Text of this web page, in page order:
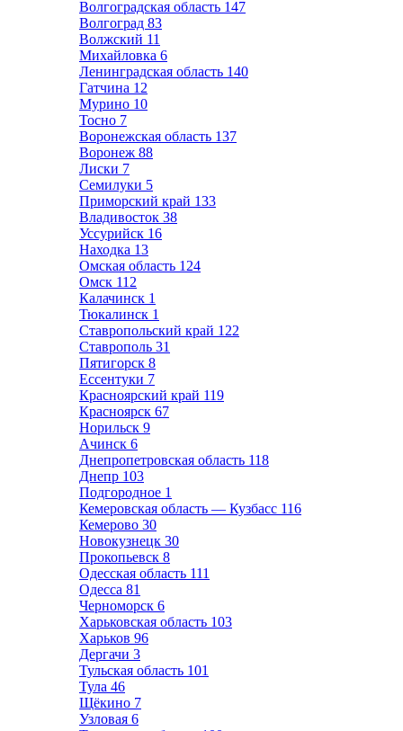
Волгоградская область 147
Волгоград 83
Волжский 11
Михайловка 6
Ленинградская область 140
Гатчина 12
Мурино 10
Тосно 7
Воронежская область 137
Воронеж 88
Лиски 7
Семилуки 5
Приморский край 133
Владивосток 38
Уссурийск 16
Находка 13
Омская область 124
Омск 112
Калачинск 1
Тюкалинск 1
Ставропольский край 122
Ставрополь 31
Пятигорск 8
Ессентуки 7
Красноярский край 119
Красноярск 67
Норильск 9
Ачинск 6
Днепропетровская область 118
Днепр 103
Подгородное 1
Кемеровская область — Кузбасс 116
Кемерово 30
Новокузнецк 30
Прокопьевск 8
Одесская область 111
Одесса 81
Черноморск 6
Харьковская область 103
Харьков 96
Дергачи 3
Тульская область 101
Тула 46
Щёкино 7
Узловая 6